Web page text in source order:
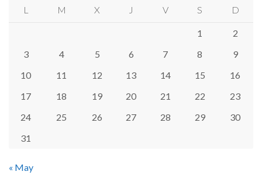
L M X J V S D
1
2
3
4 5 6 7 8
9
10
11 12 13 14 15
16
17
18 19 20 21 22
23
24
25 26 27 28 29
30
31
« May